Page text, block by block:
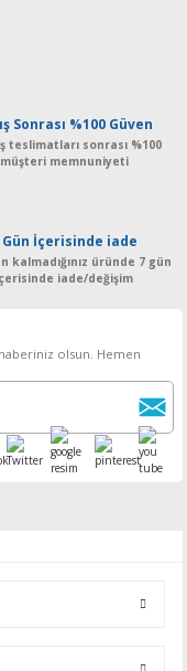
Sonrası %100 Güven
teslimatları sonrası %100
müşteri memnuniyeti
Gün İçerisinde iade
kalmadığınız üründe 7 gün
iade/değişim
olsun. Hemen